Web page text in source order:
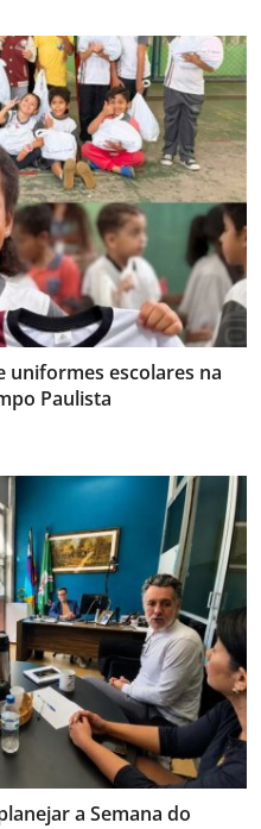
uniformes escolares na
Paulista
a Semana do